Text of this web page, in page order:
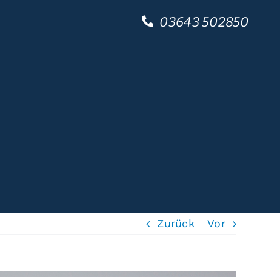
03643 502850
Zurück Vor